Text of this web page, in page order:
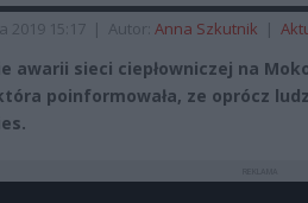
2019 15:17 | Autor: Anna Szkutnik |
awarii sieci ciepłowniczej na
poinformowała, ze oprócz